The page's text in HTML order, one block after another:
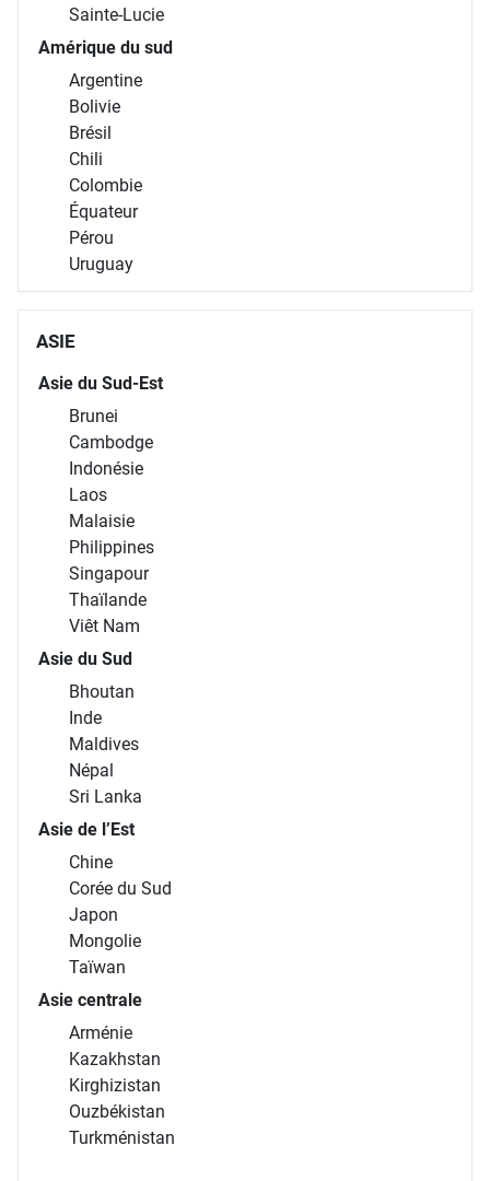
Sainte-Lucie
Amérique du sud
Argentine
Bolivie
Brésil
Chili
Colombie
Équateur
Pérou
Uruguay
ASIE
Asie du Sud-Est
Brunei
Cambodge
Indonésie
Laos
Malaisie
Philippines
Singapour
Thaïlande
Viêt Nam
Asie du Sud
Bhoutan
Inde
Maldives
Népal
Sri Lanka
Asie de l’Est
Chine
Corée du Sud
Japon
Mongolie
Taïwan
Asie centrale
Arménie
Kazakhstan
Kirghizistan
Ouzbékistan
Turkménistan